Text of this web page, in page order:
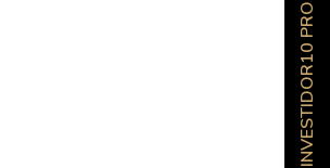
INVESTIDOR10 PRO